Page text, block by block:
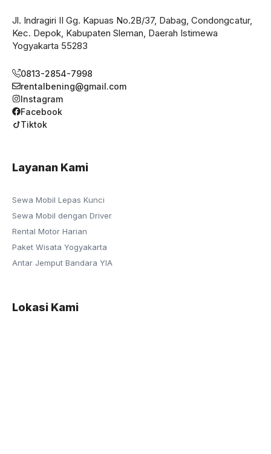
Jl. Indragiri II Gg. Kapuas No.2B/37, Dabag, Condongcatur,
Kec. Depok, Kabupaten Sleman, Daerah Istimewa
Yogyakarta 55283
0813-2854-7998
rentalbening@gmail.com
Instagram
Facebook
Tiktok
Layanan Kami
Sewa Mobil Lepas Kunci
Sewa Mobil dengan Driver
Rental Motor Harian
Paket Wisata Yogyakarta
Antar Jemput Bandara YIA
Lokasi Kami